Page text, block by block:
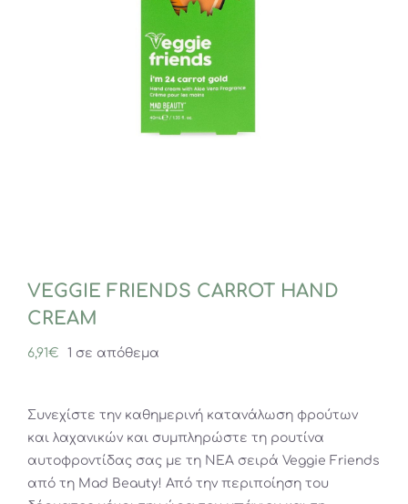
VEGGIE FRIENDS CARROT HAND
CREAM
6,91€ 1 σε απόθεμα
Συνεχίστε την καθημερινή κατανάλωση φρούτων
και λαχανικών και συμπληρώστε τη ρουτίνα
αυτοφροντίδας σας με τη ΝΕΑ σειρά Veggie Friends
από τη Mad Beauty! Από την περιποίηση του